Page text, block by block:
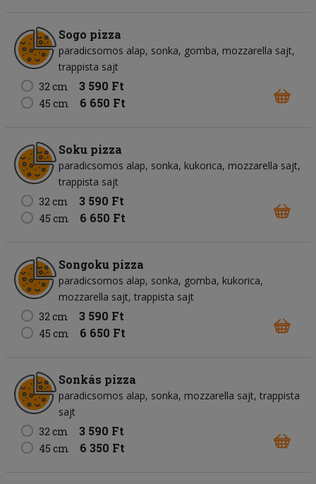
Sogo pizza
paradicsomos alap sonka gomba mozzarella sajt
trappista sajt
32 cm
3 590 Ft
45 cm 6 650 Ft
Soku pizza
paradicsomos alap sonka kukorica mozzarella sajt
trappista sajt
32 cm
3 590 Ft
45 cm 6 650 Ft
Songoku pizza
paradicsomos alap sonka gomba kukorica
mozzarella sajt trappista sajt
32 cm
3 590 Ft
45 cm 6 650 Ft
Sonkás pizza
paradicsomos alap sonka mozzarella sajt trappista
sajt
32 cm
3 590 Ft
45 cm 6 350 Ft